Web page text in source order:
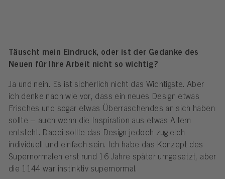
Täuscht mein Eindruck, oder ist der Gedanke des
Neuen für Ihre Arbeit nicht so wichtig?
Ja und nein. Es ist sicherlich nicht das Wichtigste. Aber
ich denke nach wie vor, dass ein neues Design etwas
Frisches und sogar etwas Überraschendes an sich haben
sollte – auch wenn die Inspiration aus etwas Altem
entsteht. Dabei sollte das Design jedoch zugleich
individuell und einfach sein. Ich habe das Konzept des
Supernormalen erst rund 16 Jahre später umgesetzt, aber
die 1144 war instinktiv supernormal.